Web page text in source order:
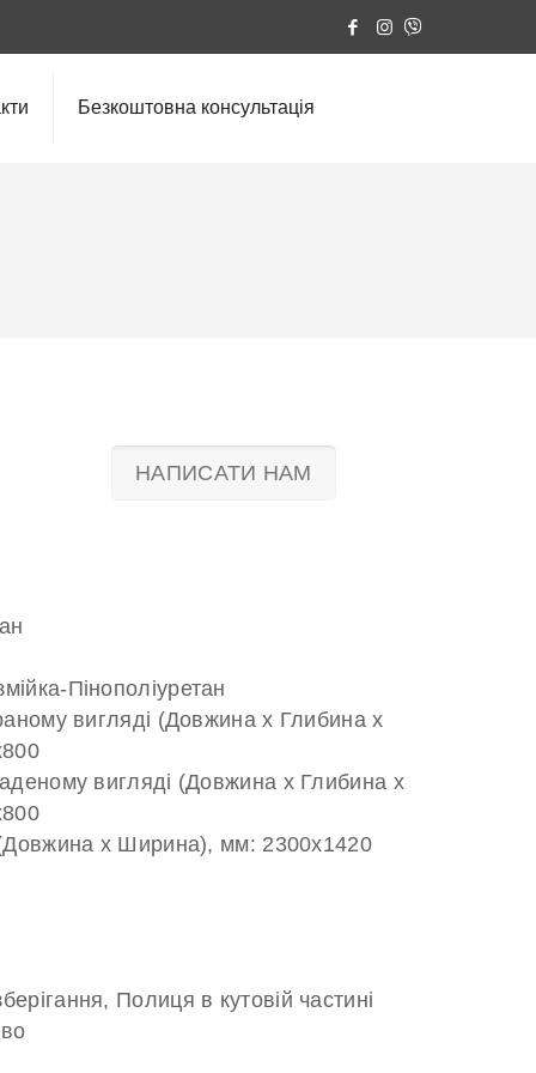
Безкоштовна консультація
НАПИСАТИ НАМ
Пінополіуретан
вигляді (Довжина х Глибина х
вигляді (Довжина х Глибина х
(Довжина х Ширина), мм: 2300х1420
Полиця в кутовій частині